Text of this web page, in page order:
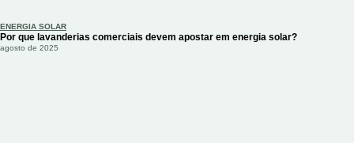
ENERGIA SOLAR
Por que lavanderias comerciais devem apostar em energia solar?
agosto de 2025